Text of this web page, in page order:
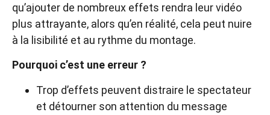
qu’ajouter de nombreux effets rendra leur vidéo
plus attrayante, alors qu’en réalité, cela peut nuire
à la lisibilité et au rythme du montage.
Pourquoi c’est une erreur ?
Trop d’effets peuvent distraire le spectateur
et détourner son attention du message